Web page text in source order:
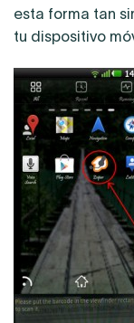
esta forma tan
tu dispositivo